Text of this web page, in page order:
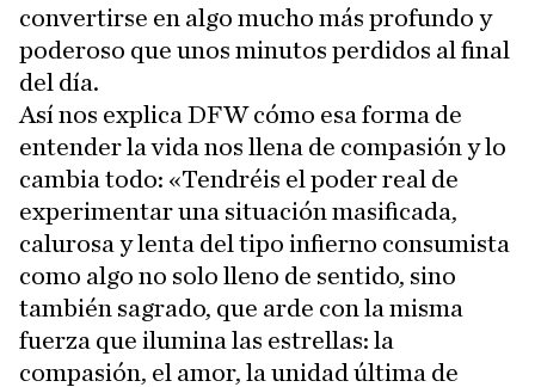
convertirse en algo mucho más profundo y
poderoso que unos minutos perdidos al final
del día.
Así nos explica DFW cómo esa forma de
entender la vida nos llena de compasión y lo
cambia todo: «Tendréis el poder real de
experimentar una situación masificada,
calurosa y lenta del tipo infierno consumista
como algo no solo lleno de sentido, sino
también sagrado, que arde con la misma
fuerza que ilumina las estrellas: la
compasión, el amor, la unidad última de